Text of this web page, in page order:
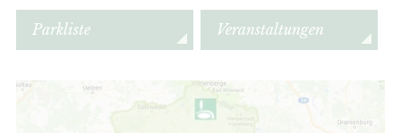
Parkliste Veranstaltungen